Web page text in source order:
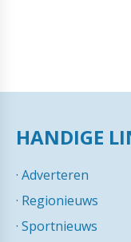
HANDIGE
· Adverteren
· Regionieuws
· Sportnieuws